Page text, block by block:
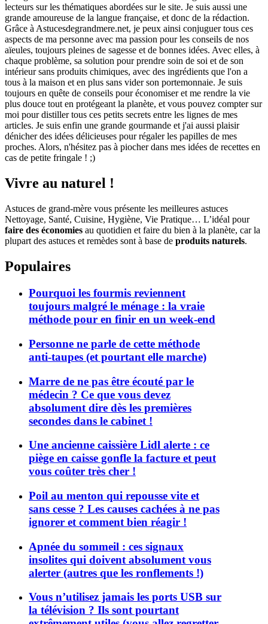
lecteurs sur les thématiques abordées sur le site. Je suis aussi une
grande amoureuse de la langue française, et donc de la rédaction.
Grâce à Astucesdegrandmere.net, je peux ainsi conjuguer tous ces
aspects de ma personne avec ma passion pour les conseils de nos
aïeules, toujours pleines de sagesse et de bonnes idées. Avec elles, à
chaque problème, sa solution pour prendre soin de soi et de son
intérieur sans produits chimiques, avec des ingrédients que l'on a
tous à la maison et en plus sans vider son portemonnaie. Je suis
toujours en quête de conseils pour économiser et me rendre la vie
plus douce tout en protégeant la planète, et vous pouvez compter sur
moi pour distiller tous ces petits secrets entre les lignes de mes
articles. Je suis enfin une grande gourmande et j'ai aussi plaisir
dénicher des idées délicieuses pour régaler les papilles de mes
proches. Alors, n'hésitez pas à piocher dans mes idées de recettes en
cas de petite fringale ! ;)
Vivre au naturel !
Astuces de grand-mère vous présente les meilleures astuces
Nettoyage, Santé, Cuisine, Hygiène, Vie Pratique… L’idéal pour
faire des économies au quotidien et faire du bien à la planète, car la
plupart des astuces et remèdes sont à base de produits naturels.
Populaires
Pourquoi les fourmis reviennent
toujours malgré le ménage : la vraie
méthode pour en finir en un week-end
Personne ne parle de cette méthode
anti-taupes (et pourtant elle marche)
Marre de ne pas être écouté par le
médecin ? Ce que vous devez
absolument dire dès les premières
secondes dans le cabinet !
Une ancienne caissière Lidl alerte : ce
piège en caisse gonfle la facture et peut
vous coûter très cher !
Poil au menton qui repousse vite et
sans cesse ? Les causes cachées à ne pas
ignorer et comment bien réagir !
Apnée du sommeil : ces signaux
insolites qui doivent absolument vous
alerter (autres que les ronflements !)
Vous n’utilisez jamais les ports USB sur
la télévision ? Ils sont pourtant